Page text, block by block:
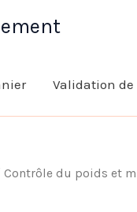
Validation
Contrôle du poids et